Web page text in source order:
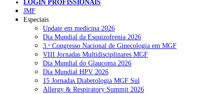
NOTÍCIAS RECENTES
Quase 11.900 jovens recorreram aos cheques psicólogo e
nutricionista no primeiro mês 7 de Agosto, 2026
ULS de Coimbra estreia cirurgia endoscópica do ouvido com
apoio robótico em Portugal 7 de Agosto, 2026
Enfermeiros exigem esclarecimentos sobre eventual gestão
privada da ULS do Algarve 7 de Agosto, 2026
LOGIN PROFISSIONAIS
JMF
Especiais
Update em medicina 2026
Dia Mundial da Esquizofrenia 2026
3.ᵒ Congresso Nacional de Ginecologia em MGF
VIII Jornadas Multidisciplinares MGF
Dia Mundial do Glaucoma 2026
Dia Mundial HPV 2026
15 Jornadas Diabetologia MGF Sul
Allergy & Respiratory Summit 2026